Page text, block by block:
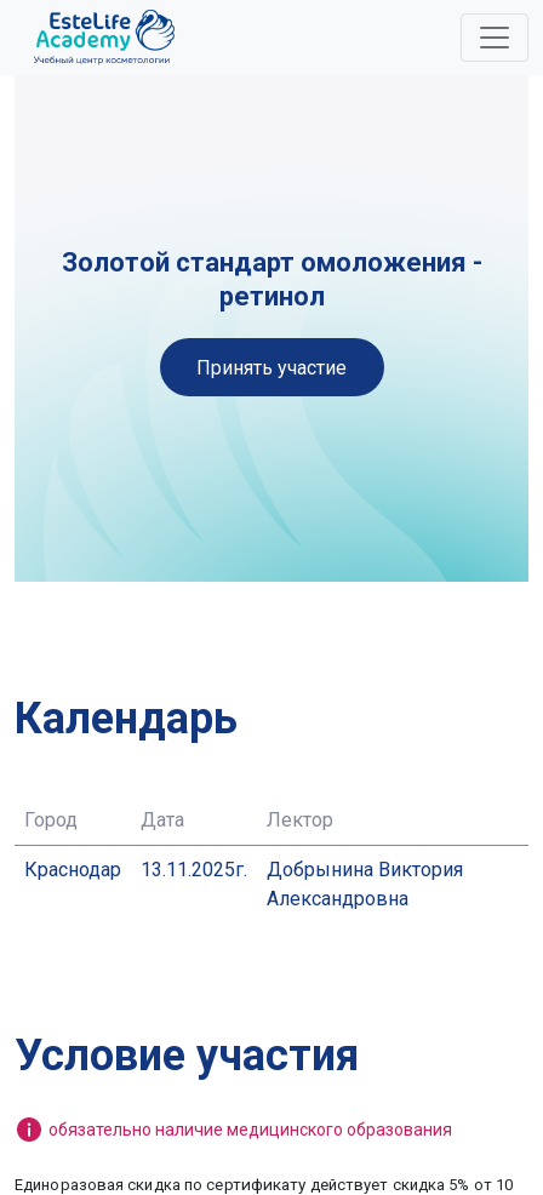
Золотой стандарт омоложения -
ретинол
Принять участие
Календарь
Город Дата Лектор
Краснодар 13.11.2025г.
Добрынина Виктория
Александровна
Условие участия
обязательно наличие медицинского образования
Единоразовая скидка посертификату действует скидка 5% от 10